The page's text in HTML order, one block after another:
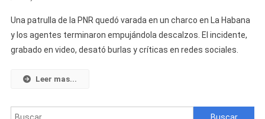
Son
Captados
Empujando
Quedó
Una patrulla de la PNR quedó varada en un charco en La Habana
y los agentes terminaron empujándola descalzos. El incidente,
grabado en video, desató burlas y críticas en redes sociales.
Leer mas...
Buscar: